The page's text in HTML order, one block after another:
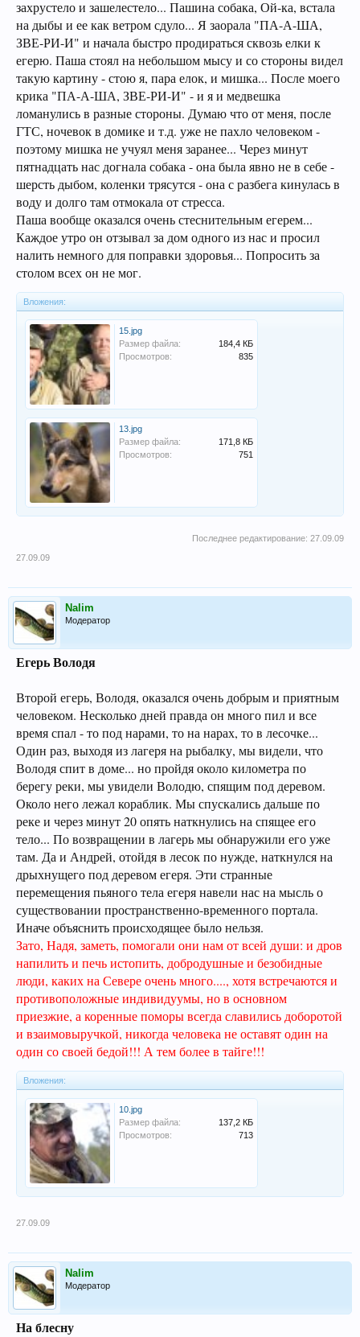
захрустело и зашелестело... Пашина собака, Ой-ка, встала
на дыбы и ее как ветром сдуло... Я заорала "ПА-А-ША,
ЗВЕ-РИ-И" и начала быстро продираться сквозь елки к
егерю. Паша стоял на небольшом мысу и со стороны видел
такую картину - стою я, пара елок, и мишка... После моего
крика "ПА-А-ША, ЗВЕ-РИ-И" - и я и медвешка
ломанулись в разные стороны. Думаю что от меня, после
ГТС, ночевок в домике и т.д. уже не пахло человеком -
поэтому мишка не учуял меня заранее... Через минут
пятнадцать нас догнала собака - она была явно не в себе -
шерсть дыбом, коленки трясутся - она с разбега кинулась в
воду и долго там отмокала от стресса.
Паша вообще оказался очень стеснительным егерем...
Каждое утро он отзывал за дом одного из нас и просил
налить немного для поправки здоровья... Попросить за
столом всех он не мог.
Вложения:
15.jpg
Размер файла:
184,4 КБ
Просмотров:
835
13.jpg
Размер файла:
171,8 КБ
Просмотров:
751
Последнее редактирование: 27.09.09
27.09.09
Nalim
Модератор
Егерь Володя
Второй егерь, Володя, оказался очень добрым и приятным
человеком. Несколько дней правда он много пил и все
время спал - то под нарами, то на нарах, то в лесочке...
Один раз, выходя из лагеря на рыбалку, мы видели, что
Володя спит в доме... но пройдя около километра по
берегу реки, мы увидели Володю, спящим под деревом.
Около него лежал кораблик. Мы спускались дальше по
реке и через минут 20 опять наткнулись на спящее его
тело... По возвращении в лагерь мы обнаружили его уже
там. Да и Андрей, отойдя в лесок по нужде, наткнулся на
дрыхнущего под деревом егеря. Эти странные
перемещения пьяного тела егеря навели нас на мысль о
существовании пространственно-временного портала.
Иначе объяснить происходящее было нельзя.
Зато, Надя, заметь, помогали они нам от всей души: и дров
напилить и печь истопить, добродушные и безобидные
люди, каких на Севере очень много...., хотя встречаются и
противоположные индивидуумы, но в основном
приезжие, а коренные поморы всегда славились доборотой
и взаимовыручкой, никогда человека не оставят один на
один со своей бедой!!! А тем более в тайге!!!
Вложения:
10.jpg
Размер файла:
137,2 КБ
Просмотров:
713
27.09.09
Nalim
Модератор
На блесну